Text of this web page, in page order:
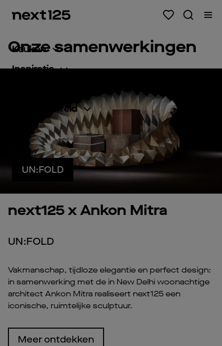
Keuken
Inspiratie
Merkenwereld
Onze samenwerkingen
UN:FOLD
next125 x Ankon Mitra
UN:FOLD
Vakmanschap, tijdloze elegantie en perfect design:
in samenwerking met de in New Delhi woonachtige
architect Ankon Mitra realiseert next125 een
iconische, ruimtelijke sculptuur.
Meer ontdekken